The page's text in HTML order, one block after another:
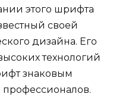
этого шрифта
своей
дизайна. Его
технологий
знаковым